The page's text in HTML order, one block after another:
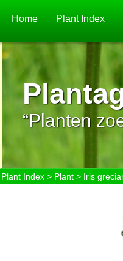
Home Plant Index
“Planten
Plant Index> Plant> Iris